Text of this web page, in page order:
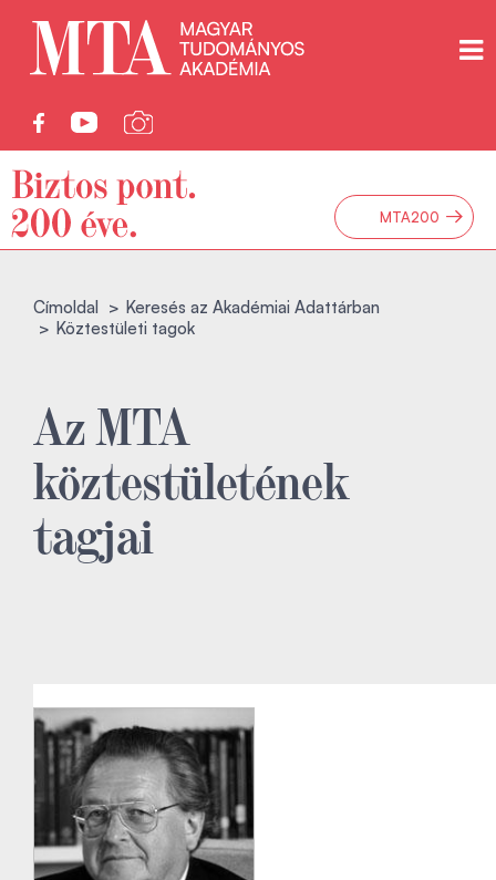
MTA200 →
Címoldal
Keresés az Akadémiai Adattárban
Köztestületi tagok
Az MTA
köztestületének
tagjai